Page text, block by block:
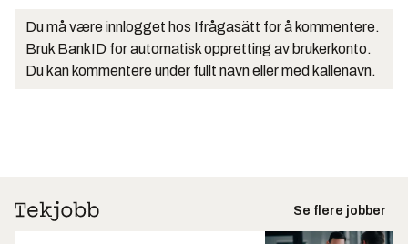
Du må være innlogget hos Ifrågasätt for å kommentere.
Bruk BankID for automatisk oppretting av brukerkonto.
Du kan kommentere under fullt navn eller med kallenavn.
Se flere jobber